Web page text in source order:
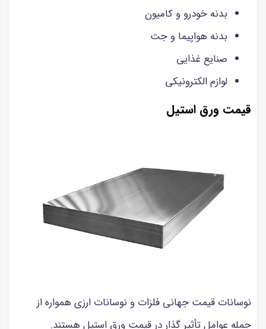
بدنه خودرو و کامیون
بدنه هواپیما و جت
صنایع غذایی
لوازم الکترونیکی
قیمت ورق استیل
نوسانات قیمت جهانی فلزات و نوسانات ارزی همواره از
جمله عوامل تأثیر گذار در قیمت ورق استیل هستند.